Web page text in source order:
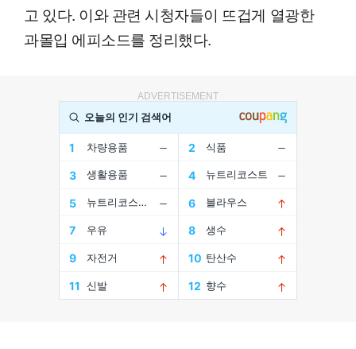
고 있다. 이와 관련 시청자들이 뜨겁게 열광한
과몰입 에피소드를 정리했다.
ADVERTISEMENT